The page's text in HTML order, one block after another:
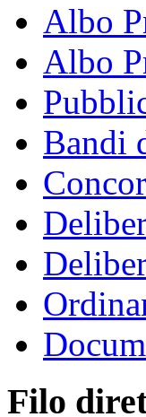
Albo
Albo
Bandi
Filo